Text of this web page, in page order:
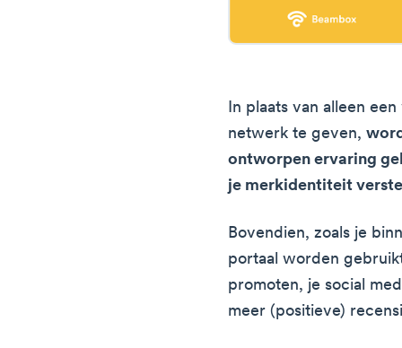
In plaats van alleen
netwerk te geven,
ontworpen ervaring
je merkidentiteit
Bovendien, zoals je
portaal worden
promoten, je social
meer (positieve)